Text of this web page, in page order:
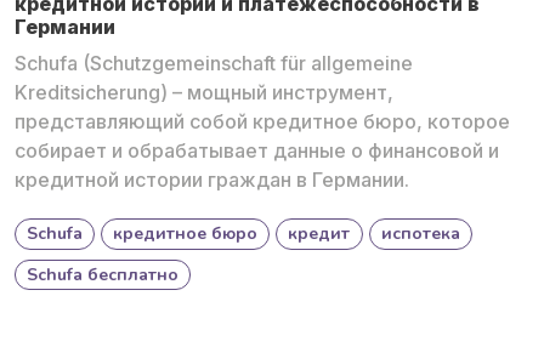
Германии
Schufa (Schutzgemeinschaft für allgemeine
Kreditsicherung) – мощный инструмент,
представляющий собой кредитное бюро, которое
собирает и обрабатывает данные о финансовой и
кредитной истории граждан в Германии.
Schufa кредитное бюро кредит
испотека
Schufa бесплатно